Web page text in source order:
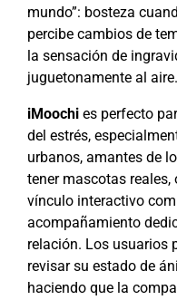
mundo”: bosteza
percibe cambios de
la sensación de
juguetonamente al aire.
iMoochi es perfecto
del estrés,
urbanos, amantes de
tener mascotas
vínculo interactivo
acompañamiento
relación. Los usuarios
revisar su estado de
haciendo que la